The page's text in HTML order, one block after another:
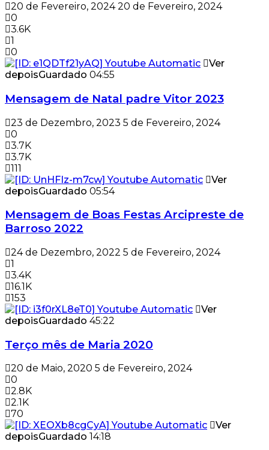
20 de Fevereiro, 2024 20 de Fevereiro, 2024
0
3.6K
1
0
Ver
depoisGuardado 04:55
Mensagem de Natal padre Vitor 2023
23 de Dezembro, 2023 5 de Fevereiro, 2024
0
3.7K
3.7K
111
Ver
depoisGuardado 05:54
Mensagem de Boas Festas Arcipreste de
Barroso 2022
24 de Dezembro, 2022 5 de Fevereiro, 2024
1
3.4K
16.1K
153
Ver
depoisGuardado 45:22
Terço mês de Maria 2020
20 de Maio, 2020 5 de Fevereiro, 2024
0
2.8K
2.1K
70
Ver
depoisGuardado 14:18